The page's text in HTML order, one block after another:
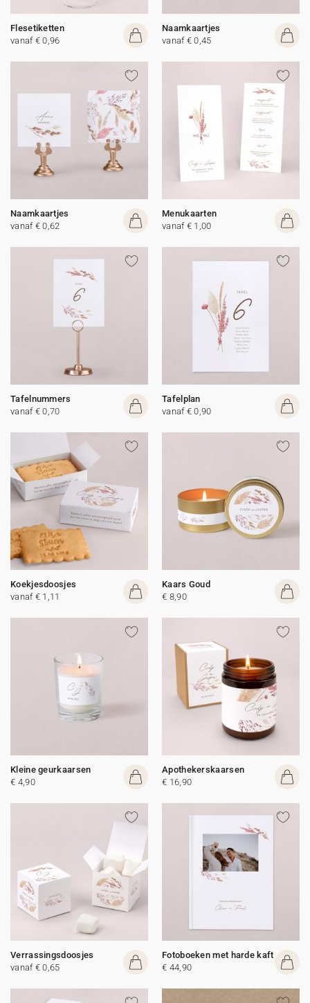
Flesetiketten
vanaf € 0,96
Naamkaartjes
vanaf € 0,45
Naamkaartjes
vanaf € 0,62
Menukaarten
vanaf € 1,00
Tafelnummers
vanaf € 0,70
Tafelplan
vanaf € 0,90
Koekjesdoosjes
vanaf € 1,11
Kaars Goud
€ 8,90
Kleine geurkaarsen
€ 4,90
Apothekerskaarsen
€ 16,90
Verrassingsdoosjes
vanaf € 0,65
Fotoboeken met harde kaft
€ 44,90